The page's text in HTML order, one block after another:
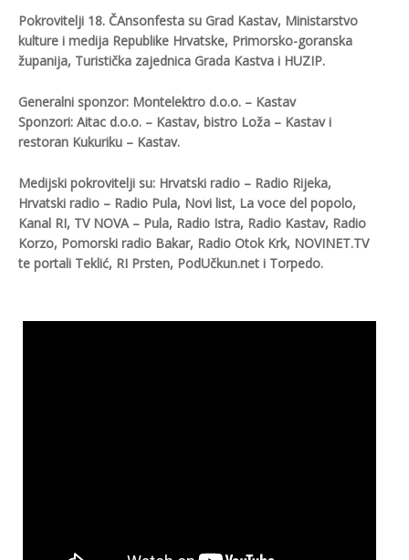
Pokrovitelji 18. ČAnsonfesta su Grad Kastav, Ministarstvo
kulture i medija Republike Hrvatske, Primorsko-goranska
županija, Turistička zajednica Grada Kastva i HUZIP.
Generalni sponzor: Montelektro d.o.o. – Kastav
Sponzori: Aitac d.o.o. – Kastav, bistro Loža – Kastav i
restoran Kukuriku – Kastav.
Medijski pokrovitelji su: Hrvatski radio – Radio Rijeka,
Hrvatski radio – Radio Pula, Novi list, La voce del popolo,
Kanal RI, TV NOVA – Pula, Radio Istra, Radio Kastav, Radio
Korzo, Pomorski radio Bakar, Radio Otok Krk, NOVINET.TV
te portali Teklić, RI Prsten, PodUčkun.net i Torpedo.